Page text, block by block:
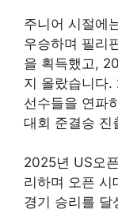
주니어 시절에
우승하며 필리
을 획득했고,
지 올랐습니다
선수들을 연파
대회 준결승 진
2025년 US오
리하며 오픈 시
경기 승리를 달